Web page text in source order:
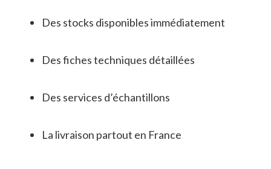
Des stocks disponibles immédiatement
Des fiches techniques détaillées
Des services d’échantillons
La livraison partout en France